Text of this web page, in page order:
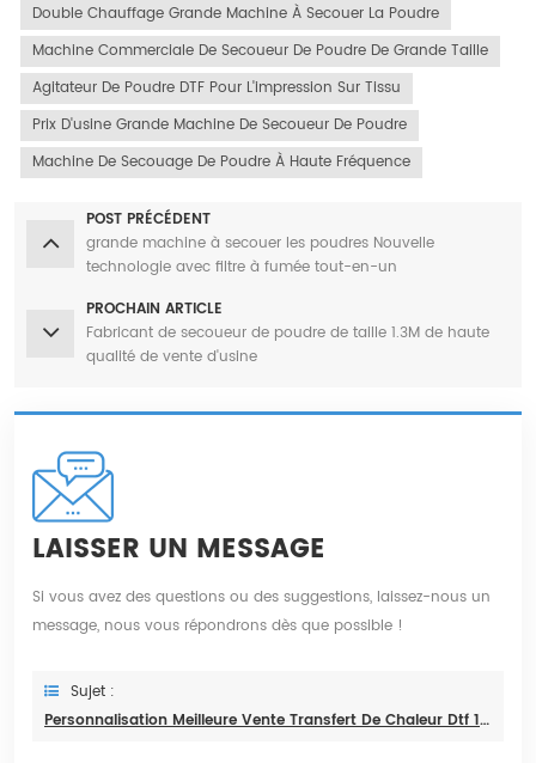
Double Chauffage Grande Machine À Secouer La Poudre
Machine Commerciale De Secoueur De Poudre De Grande Taille
Agitateur De Poudre DTF Pour L'impression Sur Tissu
Prix D'usine Grande Machine De Secoueur De Poudre
Machine De Secouage De Poudre À Haute Fréquence
POST PRÉCÉDENT
grande machine à secouer les poudres Nouvelle
technologie avec filtre à fumée tout-en-un
PROCHAIN ARTICLE
Fabricant de secoueur de poudre de taille 1.3M de haute
qualité de vente d'usine
LAISSER UN MESSAGE
Si vous avez des questions ou des suggestions, laissez-nous un
message, nous vous répondrons dès que possible !
Sujet :
Personnalisation Meilleure Vente Transfert De Chaleur Dtf 1.3M Grande Machine De Secoueur De Poudre Automatique